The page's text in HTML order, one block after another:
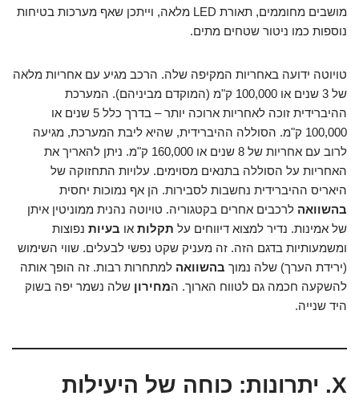
מושבים מחוממים, תאורת LED מלאה, וייתכן שאף מערכות בטיחות
נוספות כמו ניטור שטחים מתים.
טויוטה ידועה באחריות המקיפה שלה. הרכב מגיע עם אחריות מלאה
של 3 שנים או 100,000 ק"מ (המוקדם מביניהם). המערכת
ההיברידית זוכה לאחריות ארוכה יותר – בדרך כלל 5 שנים או
100,000 ק"מ. הסוללה ההיברידית, שהיא ליבת המערכת, מגיעה
לרוב עם אחריות של 8 שנים או 160,000 ק"מ. ניתן להאריך את
האחריות על הסוללה בתנאים מסוימים. עלויות התחזוקה של
היאריס ההיברידית נחשבות לסבירות. הן אף נמוכות יחסית
בהשוואה לרכבים אחרים בקטגוריה. טויוטה נהנית ממוניטין איתן
של אמינות. נדיר למצוא דיווחים על תקלות או בעיות נפוצות
ומשמעותיות בדגם הזה. זה מעניק שקט נפשי לבעלים. שווי השימוש
(ירידת הערך) שלה נמוך בהשוואה למתחרות רבות. זה הופך אותה
להשקעה חכמה גם לטווח הארוך. המחירון שלה נשמר יפה בשוק
היד שנייה.
X. יתרונות: כוחה של היעילות